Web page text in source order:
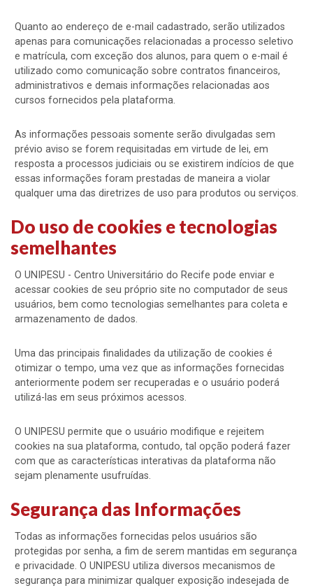
Quanto ao endereço de e-mail cadastrado, serão utilizados
apenas para comunicações relacionadas a processo seletivo
e matrícula, com exceção dos alunos, para quem o e-mail é
utilizado como comunicação sobre contratos financeiros,
administrativos e demais informações relacionadas aos
cursos fornecidos pela plataforma.
As informações pessoais somente serão divulgadas sem
prévio aviso se forem requisitadas em virtude de lei, em
resposta a processos judiciais ou se existirem indícios de que
essas informações foram prestadas de maneira a violar
qualquer uma das diretrizes de uso para produtos ou serviços.
Do uso de cookies e tecnologias
semelhantes
O UNIPESU - Centro Universitário do Recife pode enviar e
acessar cookies de seu próprio site no computador de seus
usuários, bem como tecnologias semelhantes para coleta e
armazenamento de dados.
Uma das principais finalidades da utilização de cookies é
otimizar o tempo, uma vez que as informações fornecidas
anteriormente podem ser recuperadas e o usuário poderá
utilizá-las em seus próximos acessos.
O UNIPESU permite que o usuário modifique e rejeitem
cookies na sua plataforma, contudo, tal opção poderá fazer
com que as características interativas da plataforma não
sejam plenamente usufruídas.
Segurança das Informações
Todas as informações fornecidas pelos usuários são
protegidas por senha, a fim de serem mantidas em segurança
e privacidade. O UNIPESU utiliza diversos mecanismos de
segurança para minimizar qualquer exposição indesejada de